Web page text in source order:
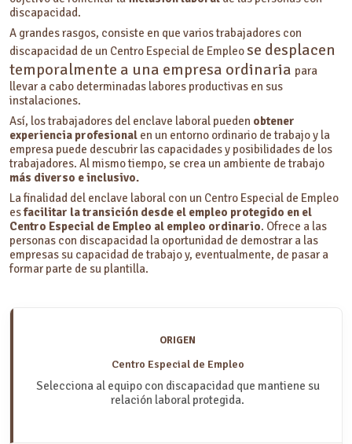
discapacidad.
A grandes rasgos, consiste en que varios trabajadores con
discapacidad de un Centro Especial de Empleose desplacen
temporalmente a una empresa ordinaria para
llevar a cabo determinadas labores productivas en sus
instalaciones.
Así, los trabajadores del enclave laboral pueden obtener
experiencia profesional en un entorno ordinario de trabajo y la
empresa puede descubrir las capacidades y posibilidades de los
trabajadores. Al mismo tiempo, se crea un ambiente de trabajo
más diverso e inclusivo.
La finalidad del enclave laboral con un Centro Especial de Empleo
esfacilitar la transición desde el empleo protegido en el
Centro Especial de Empleo al empleo ordinario. Ofrece a las
personas con discapacidad la oportunidad de demostrar a las
empresas su capacidad de trabajo y, eventualmente, de pasar a
formar parte de su plantilla.
ORIGEN
Centro Especial de Empleo
Selecciona al equipo con discapacidad que mantiene su
relación laboral protegida.